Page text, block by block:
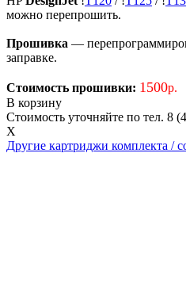
можно перепрошить.
Прошивка —
заправке.
Стоимость прошивки: 1500р.
В корзину
Стоимость уточняйте по тел. 8
X
Другие картриджи комплекта /